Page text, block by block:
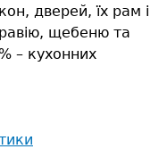
дверей, їх рам і
щебеню та
– кухонних